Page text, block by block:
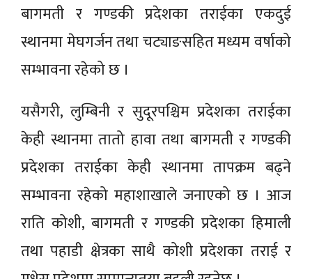
बागमती र गण्डकी प्रदेशका तराईका एकदुई
स्थानमा मेघगर्जन तथा चट्याङसहित मध्यम वर्षाको
सम्भावना रहेको छ ।
यसैगरी, लुम्बिनी र सुदूरपश्चिम प्रदेशका तराईका
केही स्थानमा तातो हावा तथा बागमती र गण्डकी
प्रदेशका तराईका केही स्थानमा तापक्रम बढ्ने
सम्भावना रहेको महाशाखाले जनाएको छ । आज
राति कोशी, बागमती र गण्डकी प्रदेशका हिमाली
तथा पहाडी क्षेत्रका साथै कोशी प्रदेशका तराई र